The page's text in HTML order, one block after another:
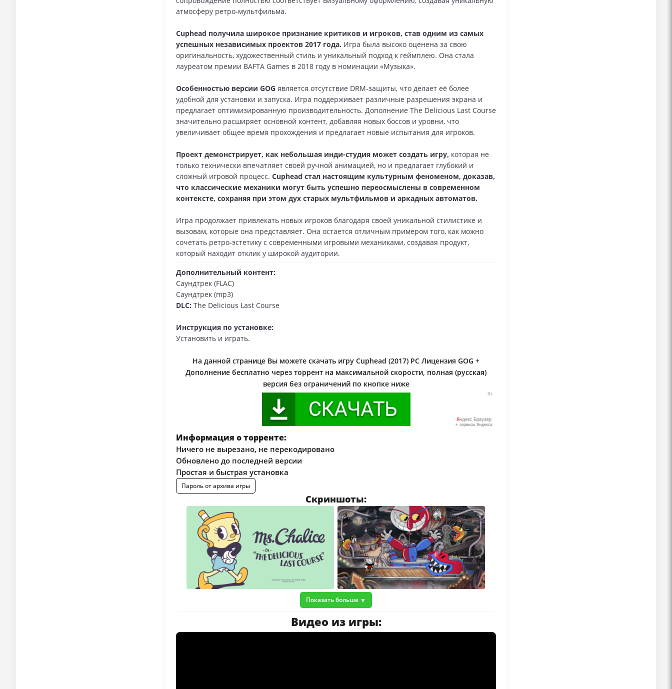
атмосферу ретро-мультфильма.
Cuphead получила широкое признание критиков и игроков, став одним из самых
успешных независимых проектов 2017 года. Игра была высоко оценена за свою
оригинальность, художественный стиль и уникальный подход к геймплею. Она стала
лауреатом премии BAFTA Games в 2018 году в номинации «Музыка».
Особенностью версии GOG является отсутствие DRM-защиты, что делает её более
удобной для установки и запуска. Игра поддерживает различные разрешения экрана и
предлагает оптимизированную производительность. Дополнение The Delicious Last Course
значительно расширяет основной контент, добавляя новых боссов и уровни, что
увеличивает общее время прохождения и предлагает новые испытания для игроков.
Проект демонстрирует, как небольшая инди-студия может создать игру, которая не
только технически впечатляет своей ручной анимацией, но и предлагает глубокий и
сложный игровой процесс. Cuphead стал настоящим культурным феноменом, доказав,
что классические механики могут быть успешно переосмыслены в современном
контексте, сохраняя при этом дух старых мультфильмов и аркадных автоматов.
Игра продолжает привлекать новых игроков благодаря своей уникальной стилистике и
вызовам, которые она представляет. Она остается отличным примером того, как можно
сочетать ретро-эстетику с современными игровыми механиками, создавая продукт,
который находит отклик у широкой аудитории.
Дополнительный контент:
Саундтрек (FLAC)
Саундтрек (mp3)
DLC: The Delicious Last Course
Инструкция по установке:
Установить и играть.
На данной странице Вы можете скачать игру Cuphead (2017) PC Лицензия GOG +
Дополнение бесплатно через торрент на максимальной скорости, полная (русская)
версия без ограничений по кнопке ниже
Информация о торренте:
Ничего не вырезано, не перекодировано
Обновлено до последней версии
Простая и быстрая установка
Пароль от архива игры
Скриншоты:
Показать больше
Видео из игры: